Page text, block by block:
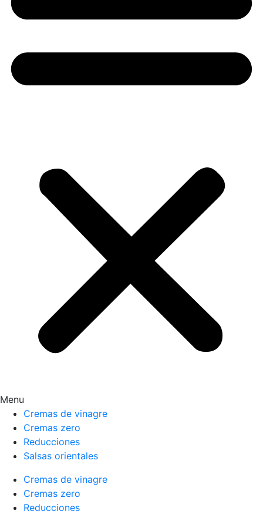
Menu
Cremas de vinagre
Cremas zero
Reducciones
Salsas orientales
Cremas de vinagre
Cremas zero
Reducciones